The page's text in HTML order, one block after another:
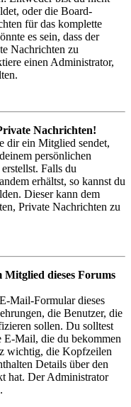
oder die Board-
für das komplette
es sein, dass der
Nachrichten zu
einen Administrator,
Nachrichten!
dir ein Mitglied sendet,
persönlichen
Falls du
erhältst, so kannst du
Dieser kann dem
Private Nachrichten zu
Mitglied dieses Forums
Mail-Formular dieses
die Benutzer, die
sollen. Du solltest
E-Mail, die du bekommen
wichtig, die Kopfzeilen
Details über den
hat. Der Administrator